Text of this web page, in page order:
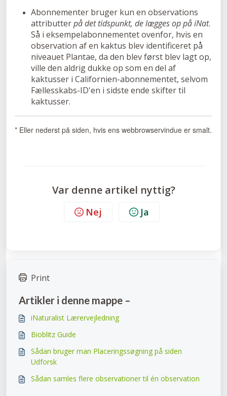
Abonnementer bruger kun en observations
attributterpå det tidspunkt, de lægges op på iNat.
Så i eksempelabonnementet ovenfor, hvis en
observation af en kaktus blev identificeret på
niveauet Plantae, da den blev først blev lagt op,
ville den aldrig dukke op som en del af
kaktusser i Californien-abonnementet, selvom
Fællesskabs-ID'en i sidste ende skifter til
kaktusser.
* Eller nederst på siden, hvis ens webbrowservindue er smalt.
Var denne artikel nyttig?
Nej Ja
Print
Artikler i denne mappe –
iNaturalist Lærervejledning
Bioblitz Guide
Sådan bruger man Placeringssøgning på siden
Udforsk
Sådan samles flere observationer til én observation